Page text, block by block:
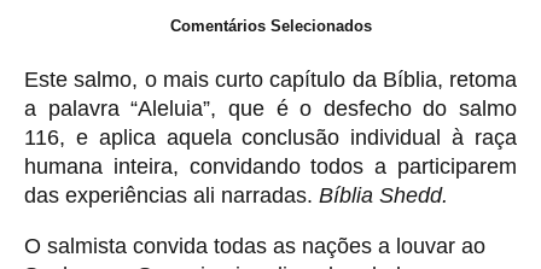
Comentários Selecionados
Este salmo, o mais curto capítulo da Bíblia, retoma
a palavra “Aleluia”, que é o desfecho do salmo
116, e aplica aquela conclusão individual à raça
humana inteira, convidando todos a participarem
das experiências ali narradas. Bíblia Shedd.
O salmista convida todas as nações a louvar ao